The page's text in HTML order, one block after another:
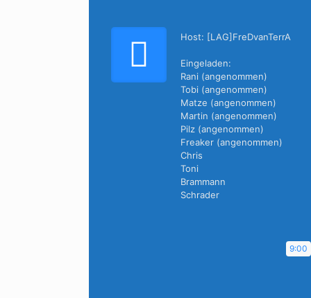
Host: [LAG]FreDvanTerrA
Eingeladen:
Rani (angenommen)
Tobi (angenommen)
Matze (angenommen)
Martin (angenommen)
Pilz (angenommen)
Freaker (angenommen)
Chris
Toni
Brammann
Schrader
9:00